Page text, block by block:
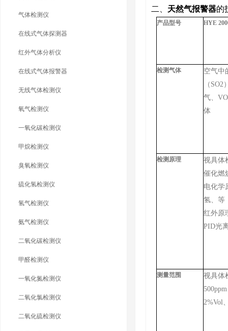
气体检测仪
在线式气体探测器
红外气体分析仪
在线式气体报警器
无线气体检测仪
氧气检测仪
一氧化碳检测仪
甲烷检测仪
臭氧检测仪
硫化氢检测仪
氢气检测仪
氨气检测仪
二氧化碳检测仪
甲醛检测仪
一氧化氮检测仪
二氧化氯检测仪
二氧化硫检测仪
二、 天然气报警器的
产品型号 HYE
检测气体
空气中
（
气、
体
检测原理
视具体
催化燃
电化学
氢、等
红外原
PID光
测量范围
视具体
2%Vol